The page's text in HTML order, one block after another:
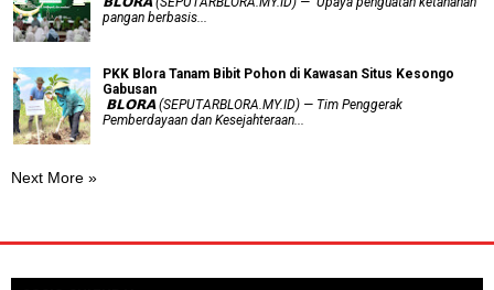
pangan berbasis...
PKK Blora Tanam Bibit Pohon di Kawasan Situs Kesongo
Gabusan
‎ 𝗕𝗟𝗢𝗥𝗔 (SEPUTARBLORA.MY.ID) — Tim Penggerak
Pemberdayaan dan Kesejahteraan...
Next More »